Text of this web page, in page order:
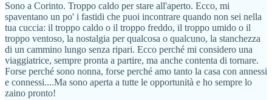
Sono a Corinto. Troppo caldo per stare all'aperto. Ecco, mi
spaventano un po' i fastidi che puoi incontrare quando non sei nella
tua cuccia: il troppo caldo o il troppo freddo, il troppo umido o il
troppo ventoso, la nostalgia per qualcosa o qualcuno, la stanchezza
di un cammino lungo senza ripari. Ecco perché mi considero una
viaggiatrice, sempre pronta a partire, ma anche contenta di tornare.
Forse perché sono nonna, forse perché amo tanto la casa con annessi
e connessi....Ma sono aperta a tutte le opportunità e ho sempre lo
zaino pronto!